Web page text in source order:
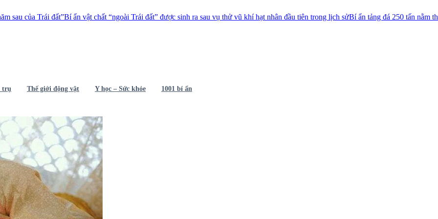
Bí ẩn vật chất “ngoài Trái đất” được sinh ra sau vụ thử vũ khí hạt nhân đầu tiên trong lịch sửBí ẩn tảng đá 250 tấn nằm thăng bằng trên
trụ Thế giới động vật Y học – Sức khỏe 1001 bí ẩn